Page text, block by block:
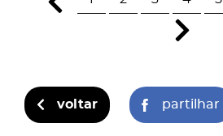
voltar partilhar